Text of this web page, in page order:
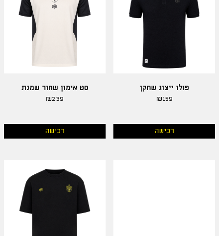
פולו ייצוג שחקן
₪159
רכישה
סט אימון שחור שמנת
₪239
רכישה